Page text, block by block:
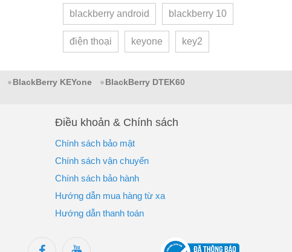
blackberry android blackberry 10
điện thoại keyone key2
BlackBerry KEYone
BlackBerry DTEK60
Điều khoản & Chính sách
Chính sách bảo mật
Chính sách vận chuyển
Chính sách bảo hành
Hướng dẫn mua hàng từ xa
Hướng dẫn thanh toán